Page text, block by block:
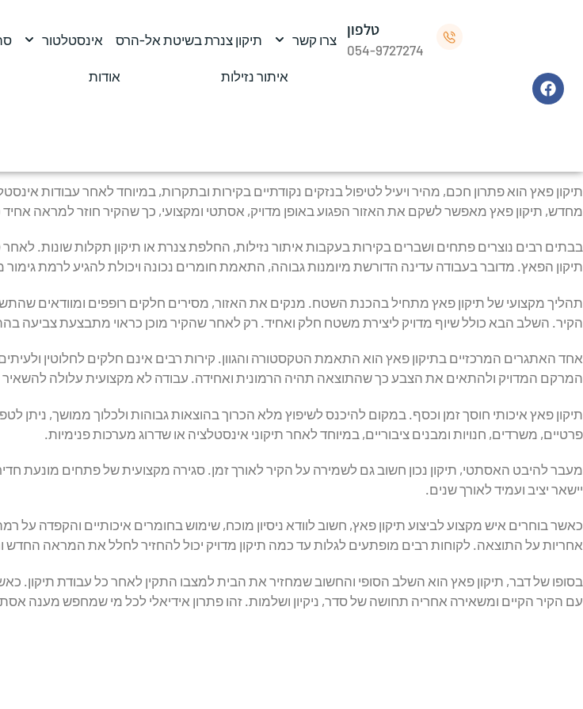
צרו קשר תיקון צנרת בשיטת אל-הרס אינסטלטור
איתור נזילות אודות
טלפון
054-9727274
תיקון פאץ הוא פתרון חכם, מהיר ויעיל לטיפול בנזקים נקודתיים בקירות ובתקרות, במיוחד לאחר עבודות
מחדש, תיקון פאץ מאפשר לשקם את האזור הפגוע באופן מדויק, אסתטי ומקצועי, כך שהקיר חוזר למראה אחיד
בבתים רבים נוצרים פתחים ושברים בקירות בעקבות איתור נזילות, החלפת צנרת או תיקון תקלות שונות.
תיקון הפאץ. מדובר בעבודה עדינה הדורשת מיומנות גבוהה, התאמת חומרים נכונה ויכולת להגיע לרמת
תהליך מקצועי של תיקון פאץ מתחיל בהכנת השטח. מנקים את האזור, מסירים חלקים רופפים ומוודאים
הקיר. השלב הבא כולל שיוף מדויק ליצירת משטח חלק ואחיד. רק לאחר שהקיר מוכן כראוי מתבצעת צביעה
אחד האתגרים המרכזיים בתיקון פאץ הוא התאמת הטקסטורה והגוון. קירות רבים אינם חלקים לחלוטין
המרקם המדויק ולהתאים את הצבע כך שהתוצאה תהיה הרמונית ואחידה. עבודה לא מקצועית עלולה להשאיר
תיקון פאץ איכותי חוסך זמן וכסף. במקום להיכנס לשיפוץ מלא הכרוך בהוצאות גבוהות ולכלוך ממושך, ניתן
פרטיים, משרדים, חנויות ומבנים ציבוריים, במיוחד לאחר תיקוני אינסטלציה או שדרוג מערכות פנימיות.
מעבר להיבט האסתטי, תיקון נכון חשוב גם לשמירה על הקיר לאורך זמן. סגירה מקצועית של פתחים מונעת
יישאר יציב ועמיד לאורך שנים.
כאשר בוחרים איש מקצוע לביצוע תיקון פאץ, חשוב לוודא ניסיון מוכח, שימוש בחומרים איכותיים והקפדה על
אחריות על התוצאה. לקוחות רבים מופתעים לגלות עד כמה תיקון מדויק יכול להחזיר לחלל את המראה החדש
בסופו של דבר, תיקון פאץ הוא השלב הסופי והחשוב שמחזיר את הבית למצבו התקין לאחר כל עבודת
עם הקיר הקיים ומשאירה אחריה תחושה של סדר, ניקיון ושלמות. זהו פתרון אידיאלי לכל מי שמחפש מענה